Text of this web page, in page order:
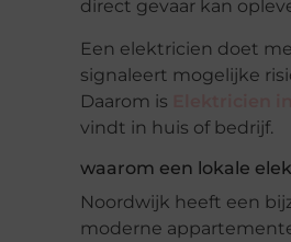
direct gevaar kan
Een elektricien doet
signaleert mogelijke
Daarom is
vindt in huis of bedrijf.
waarom een lokale
Noordwijk heeft een
moderne